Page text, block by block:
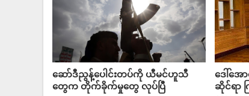
ဆော်ဒီညွန့်ပေါင်းတပ်ကို ယီမင်ဟူသီ
တွေက တိုက်ခိုက်မှုတွေ လုပ်ပြီ
ဒေါ်အ
ဆိုင်ရာ